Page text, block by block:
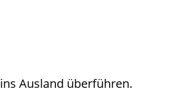
Ausland überführen.